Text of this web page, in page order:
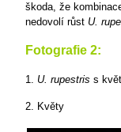
škoda, že
nedovolí růst U.
Fotografie 2:
1. U. rupestris s
2. Květy